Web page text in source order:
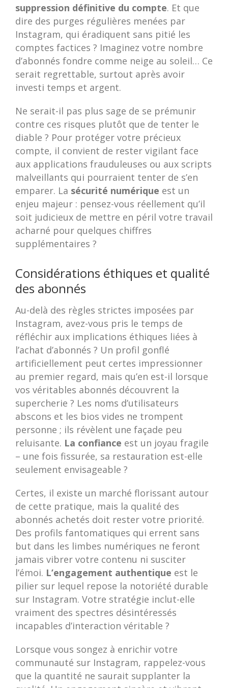
suppression définitive du compte. Et que
dire des purges régulières menées par
Instagram, qui éradiquent sans pitié les
comptes factices ? Imaginez votre nombre
d’abonnés fondre comme neige au soleil… Ce
serait regrettable, surtout après avoir
investi temps et argent.
Ne serait-il pas plus sage de se prémunir
contre ces risques plutôt que de tenter le
diable ? Pour protéger votre précieux
compte, il convient de rester vigilant face
aux applications frauduleuses ou aux scripts
malveillants qui pourraient tenter de s’en
emparer. La sécurité numérique est un
enjeu majeur : pensez-vous réellement qu’il
soit judicieux de mettre en péril votre travail
acharné pour quelques chiffres
supplémentaires ?
Considérations éthiques et qualité
des abonnés
Au-delà des règles strictes imposées par
Instagram, avez-vous pris le temps de
réfléchir aux implications éthiques liées à
l’achat d’abonnés ? Un profil gonflé
artificiellement peut certes impressionner
au premier regard, mais qu’en est-il lorsque
vos véritables abonnés découvrent la
supercherie ? Les noms d’utilisateurs
abscons et les bios vides ne trompent
personne ; ils révèlent une façade peu
reluisante. La confiance est un joyau fragile
– une fois fissurée, sa restauration est-elle
seulement envisageable ?
Certes, il existe un marché florissant autour
de cette pratique, mais la qualité des
abonnés achetés doit rester votre priorité.
Des profils fantomatiques qui errent sans
but dans les limbes numériques ne feront
jamais vibrer votre contenu ni susciter
l’émoi. L’engagement authentique est le
pilier sur lequel repose la notoriété durable
sur Instagram. Votre stratégie inclut-elle
vraiment des spectres désintéressés
incapables d’interaction véritable ?
Lorsque vous songez à enrichir votre
communauté sur Instagram, rappelez-vous
que la quantité ne saurait supplanter la